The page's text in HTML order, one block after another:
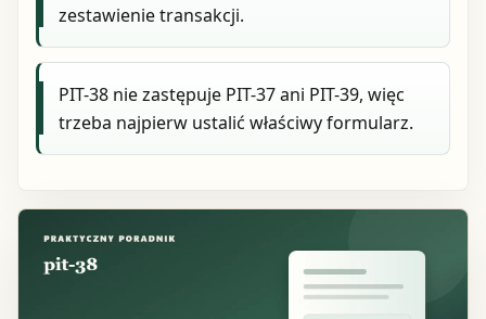
zestawienie transakcji.
PIT-38 nie zastępuje PIT-37 ani PIT-39, więc
trzeba najpierw ustalić właściwy formularz.